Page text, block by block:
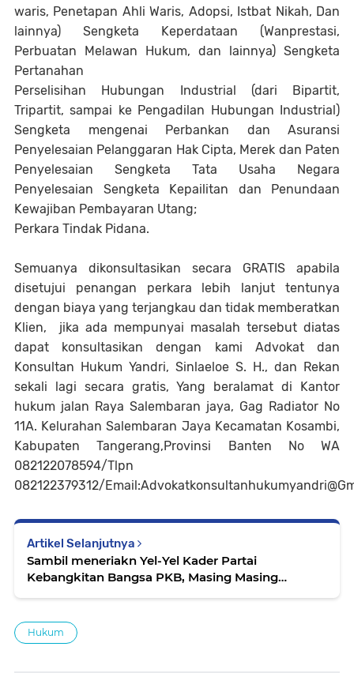
waris, Penetapan Ahli Waris, Adopsi, Istbat Nikah, Dan
lainnya) Sengketa Keperdataan (Wanprestasi,
Perbuatan Melawan Hukum, dan lainnya) Sengketa
Pertanahan
Perselisihan Hubungan Industrial (dari Bipartit,
Tripartit, sampai ke Pengadilan Hubungan Industrial)
Sengketa mengenai Perbankan dan Asuransi
Penyelesaian Pelanggaran Hak Cipta, Merek dan Paten
Penyelesaian Sengketa Tata Usaha Negara
Penyelesaian Sengketa Kepailitan dan Penundaan
Kewajiban Pembayaran Utang;
Perkara Tindak Pidana.
Semuanya dikonsultasikan secara GRATIS apabila
disetujui penangan perkara lebih lanjut tentunya
dengan biaya yang terjangkau dan tidak memberatkan
Klien, jika ada mempunyai masalah tersebut diatas
dapat konsultasikan dengan kami Advokat dan
Konsultan Hukum Yandri, Sinlaeloe S. H., dan Rekan
sekali lagi secara gratis, Yang beralamat di Kantor
hukum jalan Raya Salembaran jaya, Gag Radiator No
11A. Kelurahan Salembaran Jaya Kecamatan Kosambi,
Kabupaten Tangerang,Provinsi Banten No WA
082122078594/Tlpn
082122379312/
Artikel Selanjutnya
Sambil meneriakn Yel-Yel Kader Partai
Kebangkitan Bangsa PKB, Masing Masing
Hukum